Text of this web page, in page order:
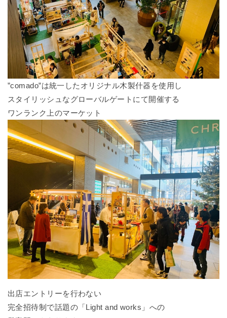
”comado”は統一したオリジナル木製什器を使用し
スタイリッシュなグローバルゲートにて開催する
ワンランク上のマーケット
出店エントリーを行わない
完全招待制で話題の「Light and works」への